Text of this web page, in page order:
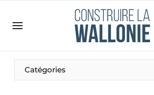
Emploi
Enregistrer une offre d’emploi
Catégories